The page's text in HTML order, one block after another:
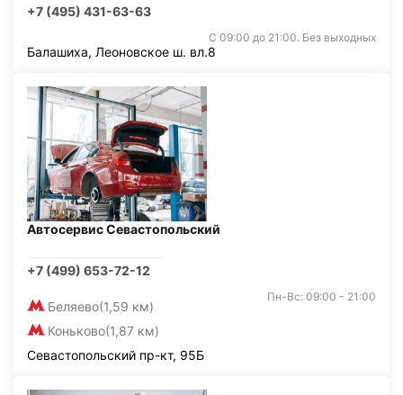
+7 (495) 431-63-63
С 09:00 до 21:00. Без выходных
Балашиха, Леоновское ш. вл.8
Автосервис Севастопольский
+7 (499) 653-72-12
Беляево(1,59 км)
Коньково(1,87 км)
Пн-Вс: 09:00 - 21:00
Севастопольский пр-кт, 95Б